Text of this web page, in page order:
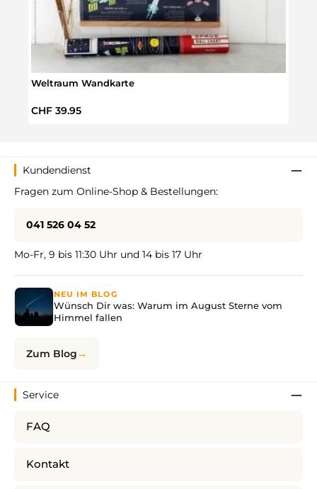
Weltraum Wandkarte
Regulärer Preis:
CHF 39.95
Kundendienst
Fragen zum Online-Shop & Bestellungen:
041 526 04 52
Mo-Fr, 9 bis 11:30 Uhr und 14 bis 17 Uhr
NEU IM BLOG
Wünsch Dir was: Warum im August Sterne vom
Himmel fallen
Zum Blog
Service
FAQ
Kontakt